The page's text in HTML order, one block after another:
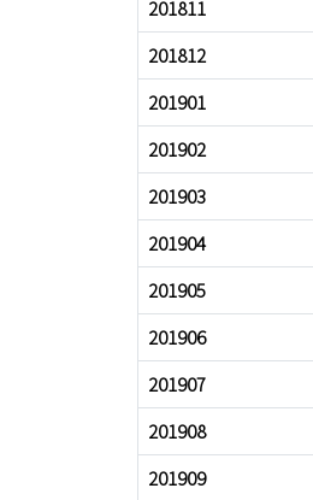
201811
201812
201901
201902
201903
201904
201905
201906
201907
201908
201909